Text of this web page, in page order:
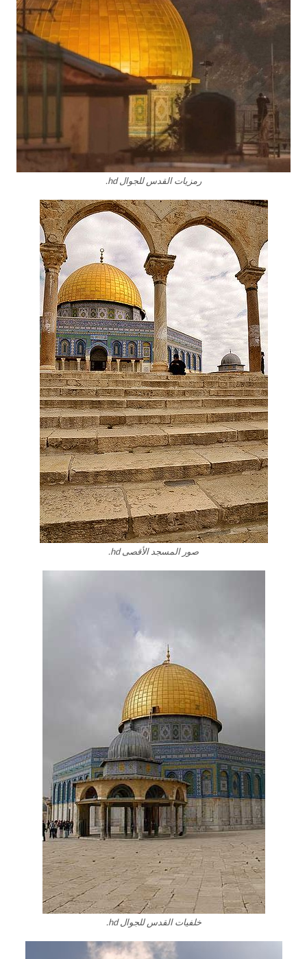
رمزيات القدس للجوال hd.
صور المسجد الأقصى hd.
خلفيات القدس للجوال hd.